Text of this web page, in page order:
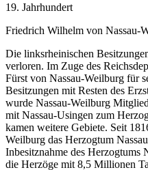
19. Jahrhundert
Friedrich Wilhelm von Nassau-
Die linksrheinischen
verloren. Im Zuge des
Fürst von Nassau-Weilburg für
Besitzungen mit Resten des
wurde Nassau-Weilburg
mit Nassau-Usingen zum
kamen weitere Gebiete. Seit
Weilburg das Herzogtum
Inbesitznahme des Herzogtums
die Herzöge mit 8,5 Millionen